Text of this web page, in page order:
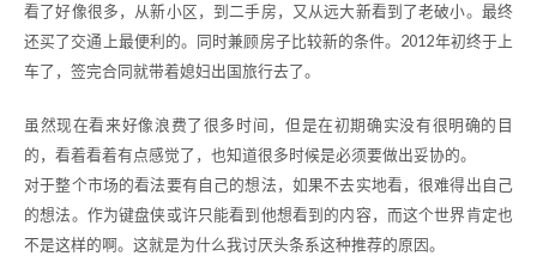
看了好像很多，从新小区，到二手房，又从远大新看到了老破小。最终
还买了交通上最便利的。同时兼顾房子比较新的条件。2012年初终于上
车了，签完合同就带着媳妇出国旅行去了。
虽然现在看来好像浪费了很多时间，但是在初期确实没有很明确的目
的，看着看着有点感觉了，也知道很多时候是必须要做出妥协的。
对于整个市场的看法要有自己的想法，如果不去实地看，很难得出自己
的想法。作为键盘侠或许只能看到他想看到的内容，而这个世界肯定也
不是这样的啊。这就是为什么我讨厌头条系这种推荐的原因。